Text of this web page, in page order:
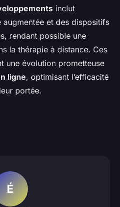
inclut
augmentée et des dispositifs
rendant possible une
la thérapie à distance. Ces
une évolution prometteuse
ligne, optimisant l’efficacité
portée.
É